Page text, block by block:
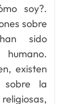
soy?.
sobre
sido
existen
sobre la